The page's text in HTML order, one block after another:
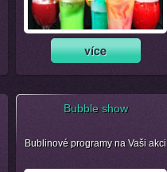
Bubble show
Bublinové programy na Vaši akci